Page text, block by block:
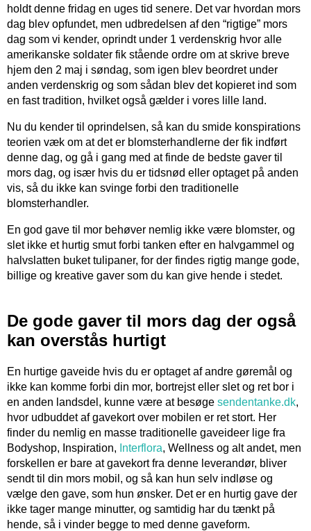
holdt denne fridag en uges tid senere. Det var hvordan mors
dag blev opfundet, men udbredelsen af den “rigtige” mors
dag som vi kender, oprindt under 1 verdenskrig hvor alle
amerikanske soldater fik stående ordre om at skrive breve
hjem den 2 maj i søndag, som igen blev beordret under
anden verdenskrig og som sådan blev det kopieret ind som
en fast tradition, hvilket også gælder i vores lille land.
Nu du kender til oprindelsen, så kan du smide konspirations
teorien væk om at det er blomsterhandlerne der fik indført
denne dag, og gå i gang med at finde de bedste gaver til
mors dag, og især hvis du er tidsnød eller optaget på anden
vis, så du ikke kan svinge forbi den traditionelle
blomsterhandler.
En god gave til mor behøver nemlig ikke være blomster, og
slet ikke et hurtig smut forbi tanken efter en halvgammel og
halvslatten buket tulipaner, for der findes rigtig mange gode,
billige og kreative gaver som du kan give hende i stedet.
De gode gaver til mors dag der også
kan overstås hurtigt
En hurtige gaveide hvis du er optaget af andre gøremål og
ikke kan komme forbi din mor, bortrejst eller slet og ret bor i
en anden landsdel, kunne være at besøge sendentanke.dk,
hvor udbuddet af gavekort over mobilen er ret stort. Her
finder du nemlig en masse traditionelle gaveideer lige fra
Bodyshop, Inspiration, Interflora, Wellness og alt andet, men
forskellen er bare at gavekort fra denne leverandør, bliver
sendt til din mors mobil, og så kan hun selv indløse og
vælge den gave, som hun ønsker. Det er en hurtig gave der
ikke tager mange minutter, og samtidig har du tænkt på
hende, så i vinder begge to med denne gaveform.